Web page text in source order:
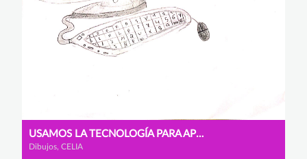
USAMOS LA TECNOLOGÍA PARA APRENDER
Dibujos, CELIA